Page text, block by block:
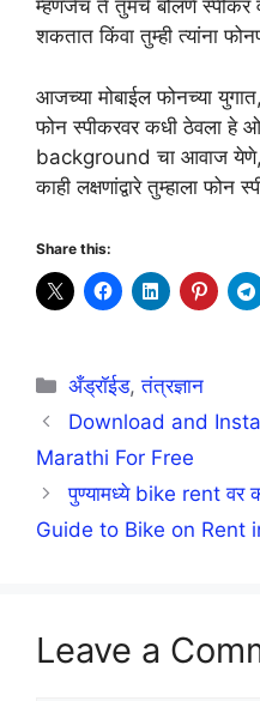
म्हणजेच ते तुमचे बोलणे स्पीकर
शकतात किंवा तुम्ही त्यांना
आजच्या मोबाईल फोनच्या
फोन स्पीकरवर कधी ठेवला हे
background चा आवाज
काही लक्षणांद्वारे तुम्हाला
Share this:
Categories
अँड्रॉईड,तंत्रज्ञान
Download and
Marathi For Free
पुण्यामध्ये bike rent वर
Guide to Bike on Rent
Leave a